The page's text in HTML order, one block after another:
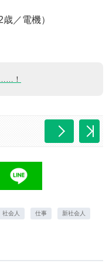
／電機）
！
社会人 仕事 新社会人